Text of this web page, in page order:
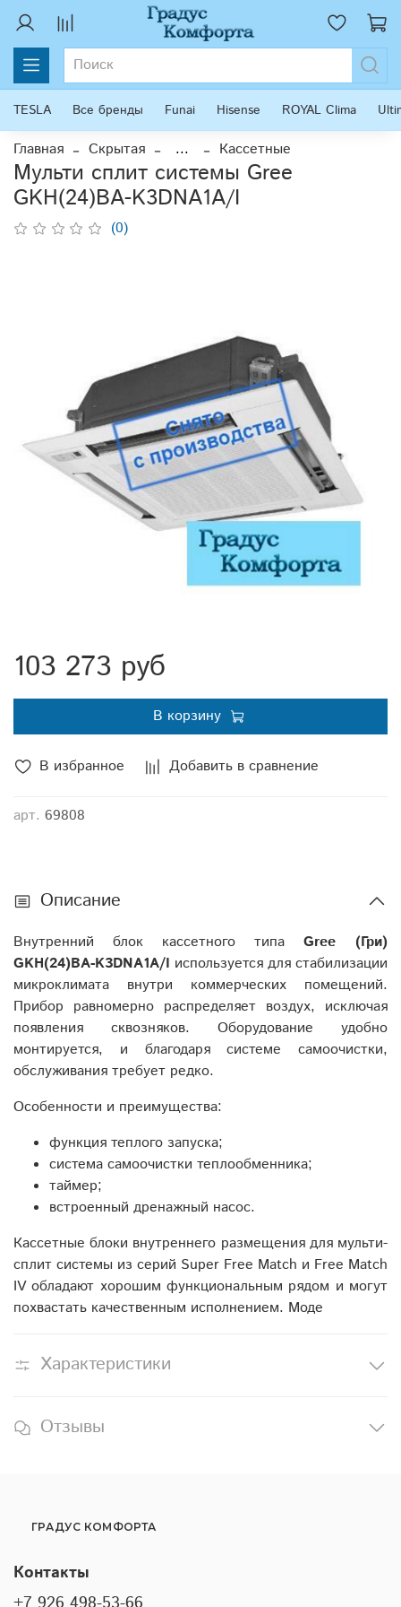
TESLA Все бренды Funai Hisense ROYAL Clima
Главная Скрытая ... Кассетные
Мульти сплит системы Gree
GKH(24)BA-K3DNA1A/I
(0)
В избранное Добавить в сравнение
арт. 69808
103 273 руб
В корзину
Описание
Внутренний блок кассетного типа Gree (Гри)
GKH(24)BA-K3DNA1A/I используется для стабилизации
микроклимата внутри коммерческих помещений.
Прибор равномерно распределяет воздух, исключая
появления сквозняков. Оборудование удобно
монтируется, и благодаря системе самоочистки,
обслуживания требует редко.
Особенности и преимущества:
функция теплого запуска;
система самоочистки теплообменника;
таймер;
встроенный дренажный насос.
Кассетные блоки внутреннего размещения для мульти-
сплит системы из серий Super Free Match и Free Match
IV обладают хорошим функциональным рядом и могут
похвастать качественным исполнением. Моде
Характеристики
Отзывы
ГРАДУС КОМФОРТА
Контакты